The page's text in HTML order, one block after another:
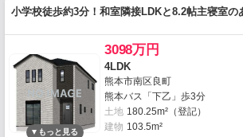
小学校徒歩約3分！和室隣接LDKと8.2帖主寝室の
3098万円
4LDK
熊本市南区良町
熊本バス「下乙」歩3分
土地 180.25m²（登記）
建物 103.5m²